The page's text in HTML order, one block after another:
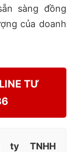
sàng đồng
của doanh
TƯ
ty TNHH